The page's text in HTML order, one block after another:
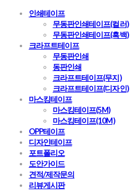
인쇄테이프
무동판인쇄테이프(컬러)
무동판인쇄테이프(흑백)
크라프트테이프
무동판인쇄
동판인쇄
크라프트테이프(무지)
크라프트테이프(디자인)
마스킹테이프
마스킹테이프(5M)
마스킹테이프(10M)
OPP테이프
디자인테이프
포트폴리오
도안가이드
견적/제작문의
리뷰게시판